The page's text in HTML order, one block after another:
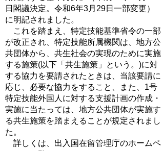
日閣議決定。令和6年3月29日一部変更）
に明記されました。
これを踏まえ、特定技能基準省令の一部
が改正され、特定技能所属機関は、地方公
共団体から、共生社会の実現のために実施
する施策(以下「共生施策」という。)に対
する協力を要請されたときは、当該要請に
応じ、必要な協力をすること、また、1号
特定技能外国人に対する支援計画の作成・
実施に当たっては、地方公共団体が実施す
る共生施策を踏まえることが規定されまし
た。
詳しくは、出入国在留管理庁のホームペ